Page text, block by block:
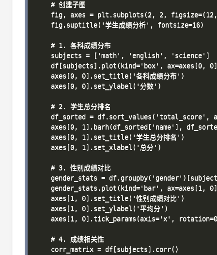
    # 创建子图
fig, axes = plt.subplots(2, 2,
    fig.suptitle('学生成绩分析', fontsize=16)
    # 1. 各科成绩分布
    subjects = ['math', 'english', 'science']
df[subjects].plot(kind='box', ax=axes[0,
    axes[0, 0].set_title('各科成绩分布')
    axes[0, 0].set_ylabel('分数')
    # 2. 学生总分排名
df_sorted = df.sort_values('total_score',
axes[0, 1].barh(df_sorted['name'],
    axes[0, 1].set_title('学生总分排名')
    axes[0, 1].set_xlabel('总分')
    # 3. 性别成绩对比
gender_stats =
gender_stats.plot(kind='bar', ax=axes[1,
    axes[1, 0].set_title('性别成绩对比')
    axes[1, 0].set_ylabel('平均分')
axes[1, 0].tick_params(axis='x',
    # 4. 成绩相关性
    corr_matrix = df[subjects].corr()